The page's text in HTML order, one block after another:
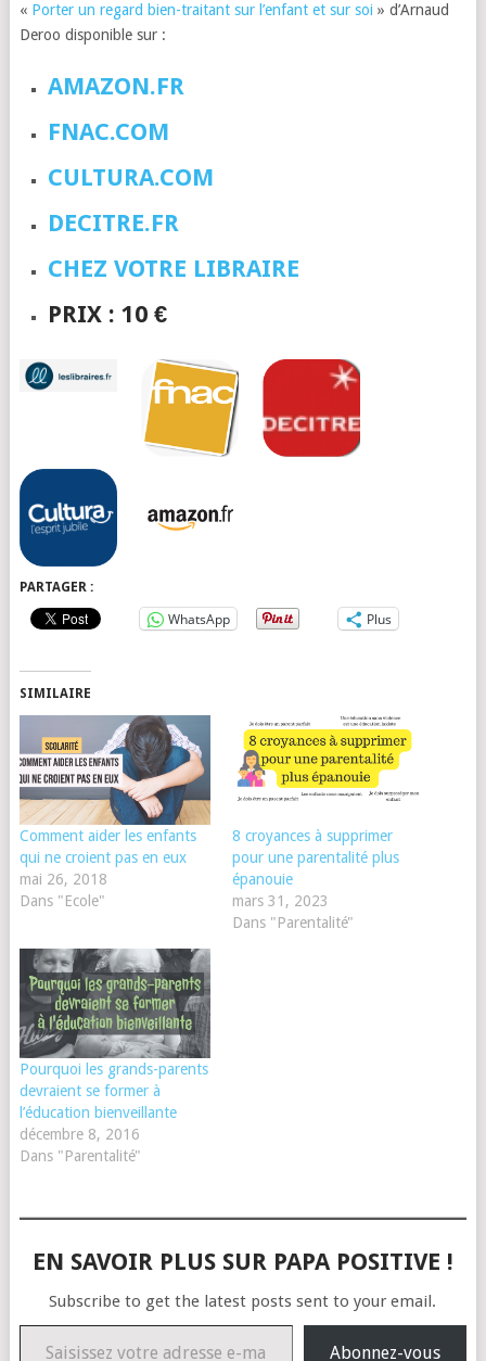
« Porter un regard bien-traitant sur l’enfant et sur soi » d’Arnaud
Deroo disponible sur :
AMAZON.FR
FNAC.COM
CULTURA.COM
DECITRE.FR
CHEZ VOTRE LIBRAIRE
PRIX : 10 €
PARTAGER :
WhatsApp Plus
SIMILAIRE
Comment aider les enfants
qui ne croient pas en eux
mai 26, 2018
Dans "Ecole"
8 croyances à supprimer
pour une parentalité plus
épanouie
mars 31, 2023
Dans "Parentalité"
Pourquoi les grands-parents
devraient se former à
l’éducation bienveillante
décembre 8, 2016
Dans "Parentalité"
EN SAVOIR PLUS SUR PAPA POSITIVE !
Subscribe to get the latest posts sent to your email.
Saisissez votre adresse e-mail…
Abonnez-vous